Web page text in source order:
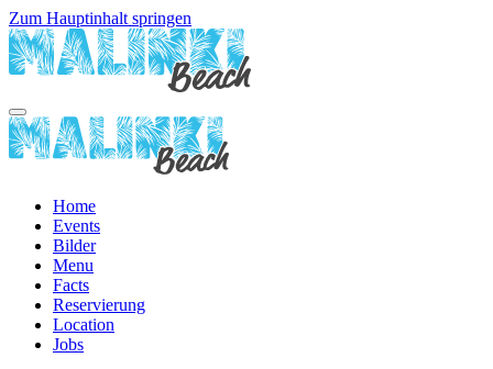
Zum Hauptinhalt springen
Home
Events
Bilder
Menu
Facts
Reservierung
Location
Jobs